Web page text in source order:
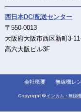
西日本DC/配送センター
〒550-0013
大阪府大阪市西区新町3-
高六大阪ビル3F
会社概要 無線機レ
Copyright © インカム・無線